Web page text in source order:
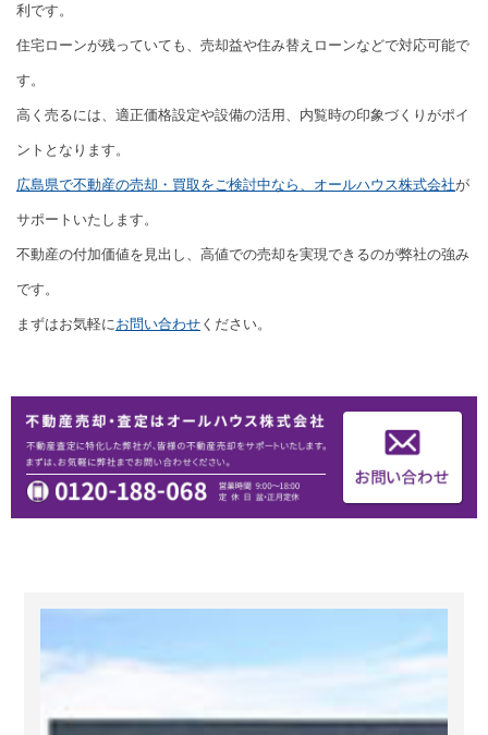
利です。
住宅ローンが残っていても、売却益や住み替えローンなどで対応可能で
す。
高く売るには、適正価格設定や設備の活用、内覧時の印象づくりがポイ
ントとなります。
広島県で不動産の売却・買取をご検討中なら、オールハウス株式会社が
サポートいたします。
不動産の付加価値を見出し、高値での売却を実現できるのが弊社の強み
です。
まずはお気軽にお問い合わせ ください。